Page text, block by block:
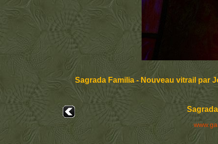
Sagrada Familia - Nouveau vitrail par